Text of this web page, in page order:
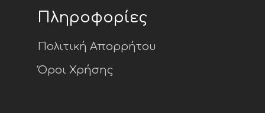
Πληροφορίες
Πολιτική Απορρήτου
Όροι Χρήσης